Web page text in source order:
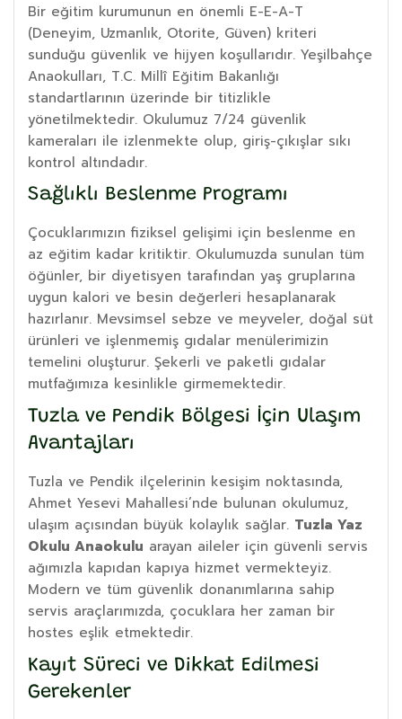
Bir eğitim kurumunun en önemli E-E-A-T
(Deneyim, Uzmanlık, Otorite, Güven) kriteri
sunduğu güvenlik ve hijyen koşullarıdır. Yeşilbahçe
Anaokulları, T.C. Millî Eğitim Bakanlığı
standartlarının üzerinde bir titizlikle
yönetilmektedir. Okulumuz 7/24 güvenlik
kameraları ile izlenmekte olup, giriş-çıkışlar sıkı
kontrol altındadır.
Sağlıklı Beslenme Programı
Çocuklarımızın fiziksel gelişimi için beslenme en
az eğitim kadar kritiktir. Okulumuzda sunulan tüm
öğünler, bir diyetisyen tarafından yaş gruplarına
uygun kalori ve besin değerleri hesaplanarak
hazırlanır. Mevsimsel sebze ve meyveler, doğal süt
ürünleri ve işlenmemiş gıdalar menülerimizin
temelini oluşturur. Şekerli ve paketli gıdalar
mutfağımıza kesinlikle girmemektedir.
Tuzla ve Pendik Bölgesi İçin Ulaşım
Avantajları
Tuzla ve Pendik ilçelerinin kesişim noktasında,
Ahmet Yesevi Mahallesi’nde bulunan okulumuz,
ulaşım açısından büyük kolaylık sağlar. Tuzla Yaz
Okulu Anaokulu arayan aileler için güvenli servis
ağımızla kapıdan kapıya hizmet vermekteyiz.
Modern ve tüm güvenlik donanımlarına sahip
servis araçlarımızda, çocuklara her zaman bir
hostes eşlik etmektedir.
Kayıt Süreci ve Dikkat Edilmesi
Gerekenler